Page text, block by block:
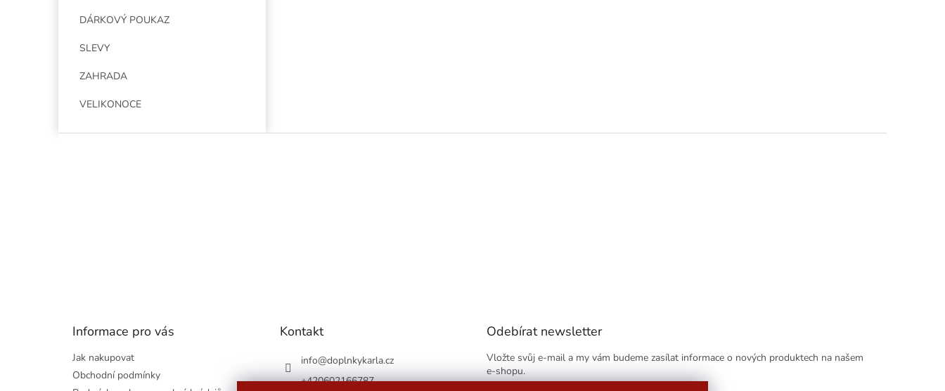
DÁRKOVÝ POUKAZ
SLEVY
ZAHRADA
VELIKONOCE
Informace pro vás
Jak nakupovat
Obchodní podmínky
Kontakt
info@doplnkykarla.cz
+420602166787
Odebírat newsletter
Vložte svůj e-mail a my vám budeme zasílat informace o nových produktech na našem
e-shopu.